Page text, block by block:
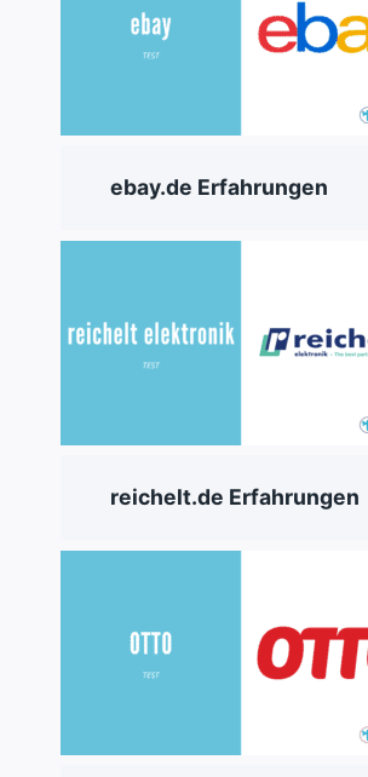
ebay.de Erfahrungen
reichelt.de Erfahrungen